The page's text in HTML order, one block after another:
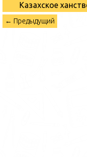
Казахское
← Предыдущий